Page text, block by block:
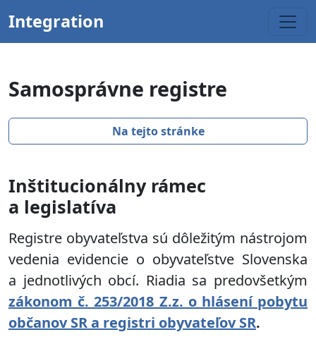
Integration
Samosprávne registre
Na tejto stránke
Inštitucionálny rámec
a legislatíva
Registre obyvateľstva sú dôležitým nástrojom
vedenia evidencie o obyvateľstve Slovenska
a jednotlivých obcí. Riadia sa predovšetkým
zákonom č. 253/2018 Z.z. o hlásení pobytu
občanov SR a registri obyvateľov SR.